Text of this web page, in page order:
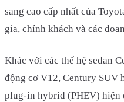
sang cao cấp nhất của
gia, chính khách và các
Khác với các thế hệ sedan
động cơ V12, Century SUV
plug-in hybrid (PHEV) hiện